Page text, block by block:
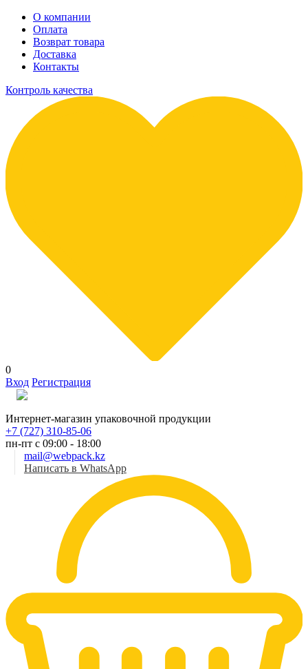
О компании
Оплата
Возврат товара
Доставка
Контакты
Контроль качества
0
Вход Регистрация
Интернет-магазин упаковочной продукции
+7 (727) 310-85-06
пн-пт с 09:00 - 18:00
mail@webpack.kz
Написать в WhatsApp